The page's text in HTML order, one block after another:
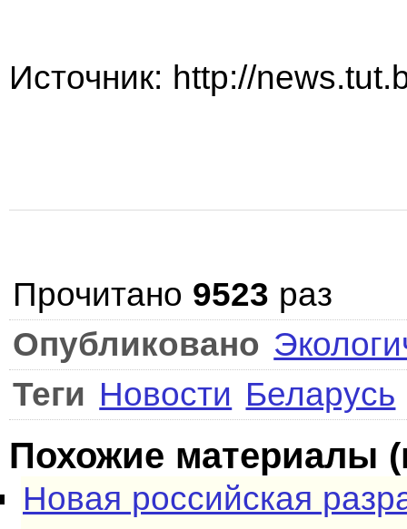
Источник: http://
Прочитано 9523 раз
Опубликовано
Теги Новости Беларусь
Похожие материалы
Новая российская